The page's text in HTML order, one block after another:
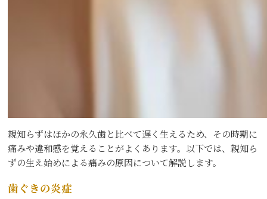
親知らずはほかの永久歯と比べて遅く生えるため、その時期に
痛みや違和感を覚えることがよくあります。以下では、親知ら
ずの生え始めによる痛みの原因について解説します。
歯ぐきの炎症